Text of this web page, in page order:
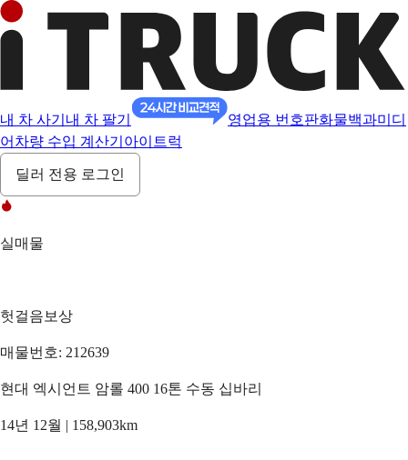
내 차 사기 내 차 팔기 영업용 번호판화물백과미디
어 차량 수입 계산기 아이트럭
딜러 전용 로그인
실매물
헛걸음보상
매물번호: 212639
현대 엑시언트 암롤 400 16톤 수동 십바리
14년 12월 | 158,903km